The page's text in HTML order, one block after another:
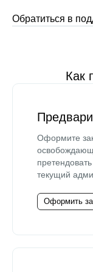
Обратиться в
Как
Оформите
текущий
Оформить